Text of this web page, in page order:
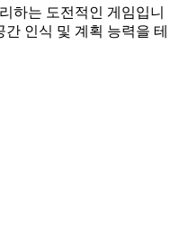
하는 도전적인 게임입니
인식 및 계획 능력을 테